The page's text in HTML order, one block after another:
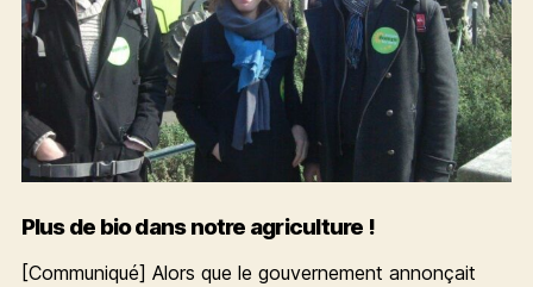
Plus de bio dans notre agriculture !
[Communiqué] Alors que le gouvernement annonçait